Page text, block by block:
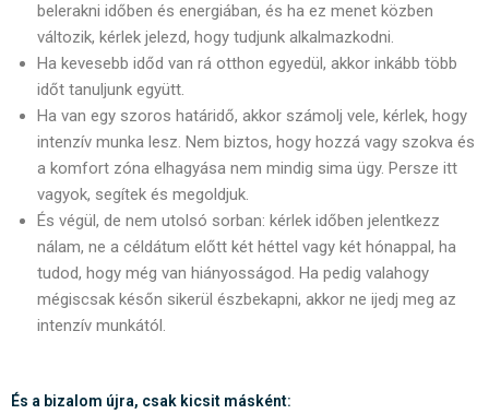
belerakni időben és energiában, és ha ez menet közben
változik, kérlek jelezd, hogy tudjunk alkalmazkodni.
Ha kevesebb időd van rá otthon egyedül, akkor inkább több
időt tanuljunk együtt.
Ha van egy szoros határidő, akkor számolj vele, kérlek, hogy
intenzív munka lesz. Nem biztos, hogy hozzá vagy szokva és
a komfort zóna elhagyása nem mindig sima ügy. Persze itt
vagyok, segítek és megoldjuk.
És végül, de nem utolsó sorban: kérlek időben jelentkezz
nálam, ne a céldátum előtt két héttel vagy két hónappal, ha
tudod, hogy még van hiányosságod. Ha pedig valahogy
mégiscsak későn sikerül észbekapni, akkor ne ijedj meg az
intenzív munkától.
És a bizalom újra, csak kicsit másként: